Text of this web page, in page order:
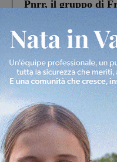
Pnrr, il gruppo di
ringraziamento al
Cronaca 4 Agosto 2026
Un anno fa la
Gianni, Giulia e
processo, lo stop ai
Cronaca 3 Agosto 2026
Scomparso da una
Fiorentino l’uomo
Levane nel 2020